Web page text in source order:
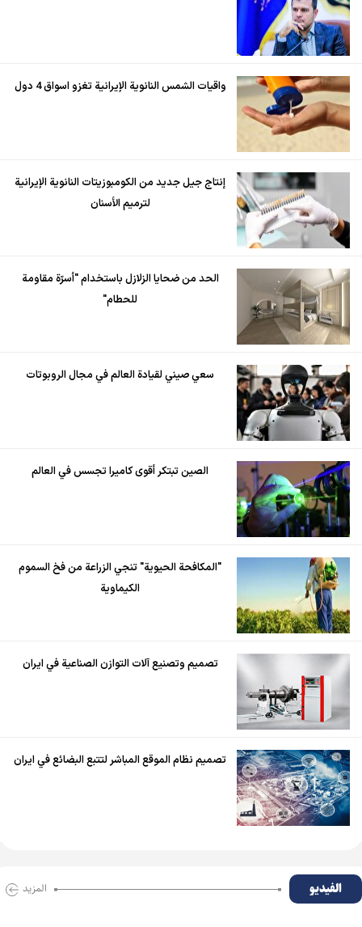
واقيات الشمس النانوية الإيرانية تغزو اسواق 4 دول
إنتاج جيل جديد من الكومبوزيتات النانوية الإيرانية
لترميم الأسنان
الحد من ضحايا الزلازل باستخدام "أسرّة مقاومة
للحطام"
سعي صيني لقيادة العالم في مجال الروبوتات
الصين تبتكر أقوى كاميرا تجسس في العالم
"المكافحة الحيوية" تنجي الزراعة من فخ السموم
الكيماوية
تصميم وتصنيع آلات التوازن الصناعية في ايران
تصميم نظام الموقع المباشر لتتبع البضائع في ايران
الفیدیو المزید